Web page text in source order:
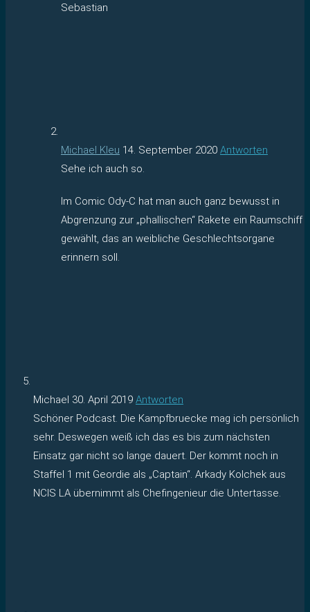
Sebastian
Michael Kleu 14. September 2020 Antworten
Sehe ich auch so.
Im Comic Ody-C hat man auch ganz bewusst in
Abgrenzung zur „phallischen“ Rakete ein Raumschiff
gewählt, das an weibliche Geschlechtsorgane
erinnern soll.
Michael 30. April 2019 Antworten
Schöner Podcast. Die Kampfbruecke mag ich persönlich
sehr. Deswegen weiß ich das es bis zum nächsten
Einsatz gar nicht so lange dauert. Der kommt noch in
Staffel 1 mit Geordie als „Captain“. Arkady Kolchek aus
NCIS LA übernimmt als Chefingenieur die Untertasse.